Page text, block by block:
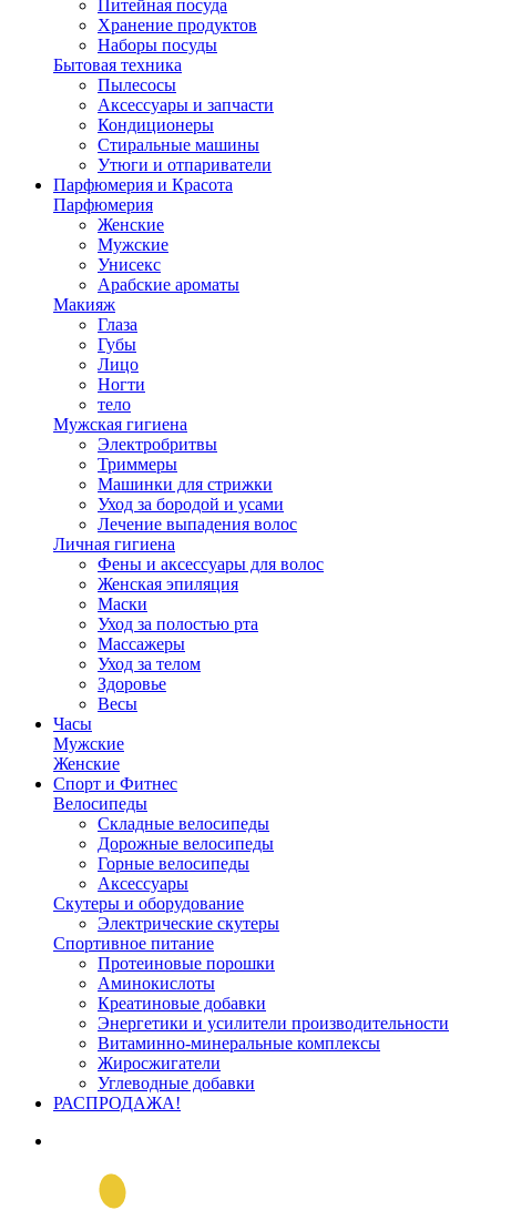
Питейная посуда
Хранение продуктов
Наборы посуды
Бытовая техника
Пылесосы
Аксессуары и запчасти
Кондиционеры
Стиральные машины
Утюги и отпариватели
Парфюмерия и Красота
Парфюмерия
Женские
Мужские
Унисекс
Арабские ароматы
Макияж
Глаза
Губы
Лицо
Ногти
тело
Мужская гигиена
Электробритвы
Триммеры
Машинки для стрижки
Уход за бородой и усами
Лечение выпадения волос
Личная гигиена
Фены и аксессуары для волос
Женская эпиляция
Маски
Уход за полостью рта
Массажеры
Уход за телом
Здоровье
Весы
Часы
Мужские
Женские
Спорт и Фитнес
Велосипеды
Складные велосипеды
Дорожные велосипеды
Горные велосипеды
Аксессуары
Скутеры и оборудование
Электрические скутеры
Спортивное питание
Протеиновые порошки
Аминокислоты
Креатиновые добавки
Энергетики и усилители производительности
Витаминно-минеральные комплексы
Жиросжигатели
Углеводные добавки
РАСПРОДАЖА!